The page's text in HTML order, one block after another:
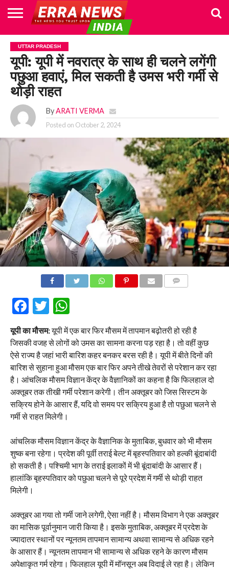
HOME
POLITICS
NEWS
BUSINESS
CULTURE
NATIONAL
SPORTS
LIFESTYLE
TRAVEL
OPINION
BREAKING
NEWS
ENTERTAINMENT
WORLD
CRIME
JOIN
US
UTTAR PRADESH
यूपी: यूपी में नवरात्र के साथ ही चलने लगेंगी
पछुआ हवाएं, मिल सकती है उमस भरी गर्मी से
थोड़ी राहत
By ARATI VERMA
Posted on October 2, 2024
Facebook
Twitter
WhatsApp
यूपी का मौसम:यूपी में एक बार फिर मौसम में तापमान बढ़ोतरी हो रही है
जिसकी वजह से लोगों को उमस का सामना करना पड़ रहा है। तो वहीं कुछ
ऐसे राज्य है जहां भारी बारिश कहर बनकर बरस रही है। यूपी में बीते दिनों की
बारिश से सुहाना हुआ मौसम एक बार फिर अपने तीखे तेवरों से परेशान कर रहा
है। आंचलिक मौसम विज्ञान केंद्र के वैज्ञानिकों का कहना है कि फिलहाल दो
अक्तूबर तक तीखी गर्मी परेशान करेगी। तीन अक्तूबर को जिस सिस्टम के
सक्रिय होने के आसार हैं, यदि वो समय पर सक्रिय हुआ है तो पछुआ चलने से
गर्मी से राहत मिलेगी।
आंचलिक मौसम विज्ञान केंद्र के वैज्ञानिक के मुताबिक, बुधवार को भी मौसम
शुष्क बना रहेगा। प्रदेश की पूर्वी तराई बेल्ट में बृहस्पतिवार को हल्की बूंदाबांदी
हो सकती है। पश्चिमी भाग के तराई इलाकों में भी बूंदाबांदी के आसार हैं।
हालांकि बृहस्पतिवार को पछुआ चलने से पूरे प्रदेश में गर्मी से थोड़ी राहत
मिलेगी।
अक्तूबर आ गया तो गर्मी जाने लगेगी, ऐसा नहीं है। मौसम विभाग ने एक अक्तूबर
का मासिक पूर्वानुमान जारी किया है। इसके मुताबिक, अक्तूबर में प्रदेश के
ज्यादातर स्थानों पर न्यूनतम तापमान सामान्य अथवा सामान्य से अधिक रहने
के आसार हैं। न्यूनतम तापमान भी सामान्य से अधिक रहने के कारण मौसम
अपेक्षाकृत गर्म रहेगा। फिलहाल यूपी में मॉनसून अब विदाई ले रहा है। लेकिन